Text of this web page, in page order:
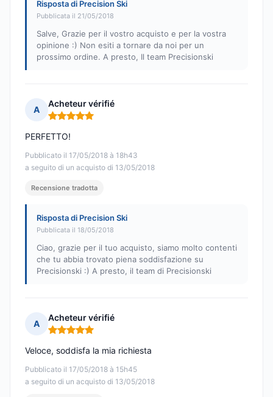
Risposta di Precision Ski
Pubblicata il 21/05/2018
Salve, Grazie per il vostro acquisto e per la vostra
opinione :) Non esiti a tornare da noi per un
prossimo ordine. A presto, Il team Precisionski
A
Acheteur vérifié
Nota: 5 su 5
Pubblicato il 17/05/2018 à 18h43
a seguito di un acquisto di 13/05/2018
PERFETTO!
Recensione tradotta
Risposta di Precision Ski
Pubblicata il 18/05/2018
Ciao, grazie per il tuo acquisto, siamo molto contenti
che tu abbia trovato piena soddisfazione su
Precisionski :) A presto, il team di Precisionski
A
Acheteur vérifié
Nota: 5 su 5
Pubblicato il 17/05/2018 à 15h45
a seguito di un acquisto di 13/05/2018
Veloce, soddisfa la mia richiesta